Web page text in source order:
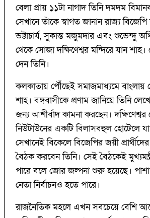
বেলা প্রায় ১১টা নাগাদ তিনি দমদম
সেখানে তাঁকে স্বাগত জানান রাজ্য
ভট্টাচার্য, সুকান্ত মজুমদার এবং শুভেন্দু
থেকে সোজা দক্ষিণেশ্বর মন্দিরে যান
দেন তিনি।
কলকাতায় পৌঁছেই সমাজমাধ্যমে
শাহ। বঙ্গবাসীকে প্রণাম জানিয়ে তিনি
জন্য আশীর্বাদ কামনা করছেন। দক্ষিণেশ্বর
নিউটাউনের একটি বিলাসবহুল হোটেলে
সেখানেই বিকেলে বিজেপির জয়ী
বৈঠক করবেন তিনি। সেই বৈঠকেই
পারে বলে জোর জল্পনা শুরু হয়েছে।
নেতা নির্বাচনও হতে পারে।
রাজনৈতিক মহলে এখন সবচেয়ে বেশি